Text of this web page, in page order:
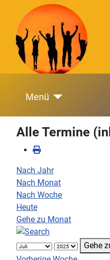
Menü
Alle Termine
Nach Jahr
Nach Monat
Nach Woche
Heute
Gehe zu Monat
Gehe